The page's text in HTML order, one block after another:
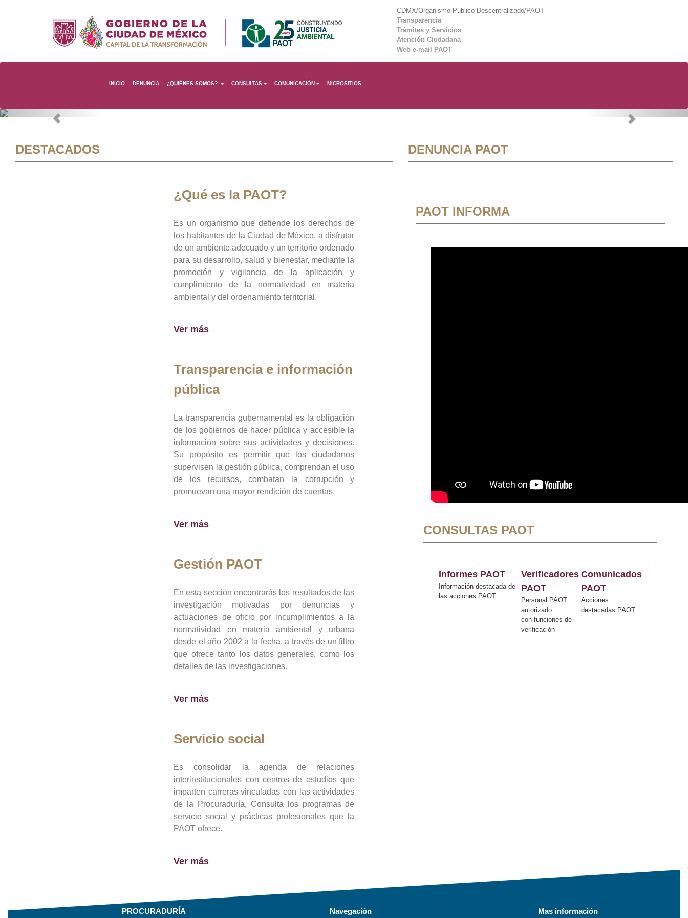
CDMX/Organismo Público Descentralizado/PAOT
Transparencia
Trámites y Servicios
Atención Ciudadana
Web e-mail PAOT
INICIO DENUNCIA ¿QUIÉNES SOMOS? CONSULTAS COMUNICACIÓN MICROSITIOS
Previous Next
DESTACADOS
¿Qué es la PAOT?
Es un organismo que defiende los derechos de
los habitantes de la Ciudad de México, a disfrutar
de un ambiente adecuado y un territorio ordenado
para su desarrollo, salud y bienestar, mediante la
promoción y vigilancia de la aplicación y
cumplimiento de la normatividad en materia
ambiental y del ordenamiento territorial.
Ver más
Transparencia e información
pública
La transparencia gubernamental es la obligación
de los gobiernos de hacer pública y accesible la
información sobre sus actividades y decisiones.
Su propósito es permitir que los ciudadanos
supervisen la gestión pública, comprendan el uso
de los recursos, combatan la corrupción y
promuevan una mayor rendición de cuentas.
Ver más
Gestión PAOT
En esta sección encontrarás los resultados de las
investigación motivadas por denuncias y
actuaciones de oficio por incumplimientos a la
normatividad en materia ambiental y urbana
desde el año 2002 a la fecha, a través de un filtro
que ofrece tanto los datos generales, como los
detalles de las investigaciones.
Ver más
Servicio social
Es consolidar la agenda de relaciones
interinstitucionales con centros de estudios que
imparten carreras vinculadas con las actividades
de la Procuraduría, Consulta los programas de
servicio social y prácticas profesionales que la
PAOT ofrece.
Ver más
DENUNCIA PAOT
PAOT INFORMA
CONSULTAS PAOT
Informes PAOT
Información destacada de
las acciones PAOT
Verificadores
PAOT
Personal PAOT
autorizado
con funciones de
verificación
Comunicados
PAOT
Acciones
destacadas PAOT
PROCURADURÍA Navegación Mas información